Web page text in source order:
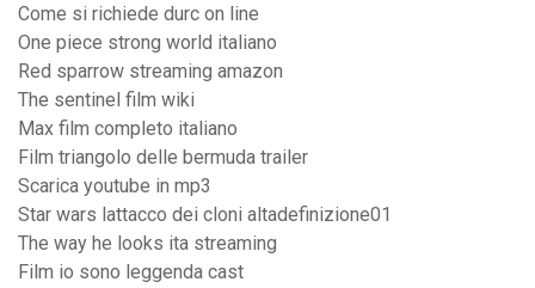
Come si richiede durc on line
One piece strong world italiano
Red sparrow streaming amazon
The sentinel film wiki
Max film completo italiano
Film triangolo delle bermuda trailer
Scarica youtube in mp3
Star wars lattacco dei cloni altadefinizione01
The way he looks ita streaming
Film io sono leggenda cast